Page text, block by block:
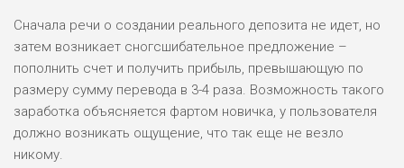
Сначала речи о создании реального депозита не идет, но
затем возникает сногсшибательное предложение –
пополнить счет и получить прибыль, превышающую по
размеру сумму перевода в 3-4 раза. Возможность такого
заработка объясняется фартом новичка, у пользователя
должно возникать ощущение, что так еще не везло
никому.